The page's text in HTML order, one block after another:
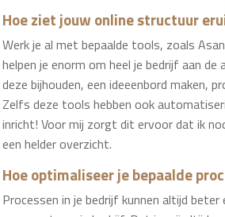
Hoe ziet jouw online structuur
Werk je al met bepaalde tools, zoals
helpen je enorm om heel je bedrijf aan
deze bijhouden, een ideeenbord maken,
Zelfs deze tools hebben ook
inricht! Voor mij zorgt dit ervoor dat ik
een helder overzicht.
Hoe optimaliseer je bepaalde
Processen in je bedrijf kunnen altijd